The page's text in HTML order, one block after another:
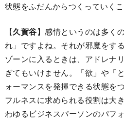
状態をふだんからつくっていく
【久賀谷】感情というのは多く
れ」ですよね。それが邪魔をす
ゾーンに入るときは、アドレナ
ぎてもいけません。「欲」や「
ォーマンスを発揮できる状態を
フルネスに求められる役割は大
わゆるビジネスパーソンのパフ